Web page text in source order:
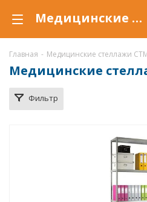
Медицинские стеллажи CTM MS в Самаре, купить медицинский стеллаж по низкой цене, доставка стеллажей CTM MS
Главная - Медицинские стеллажи
Медицинские
Фильтр